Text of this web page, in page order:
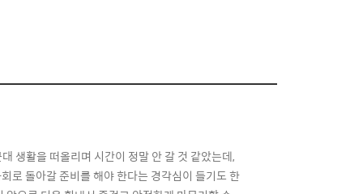
생활을 떠올리며 시간이 정말 안 갈 것 같았는데,
로 돌아갈 준비를 해야 한다는 경각심이 들기도 한